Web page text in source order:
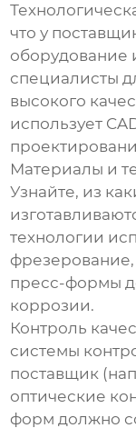
что у
оборудование
специалисты
высокого
использует
Материалы и
Узнайте, из
технологии
фрезерование,
пресс-формы
коррозии.
Контроль
системы
поставщик
оптические
форм должно